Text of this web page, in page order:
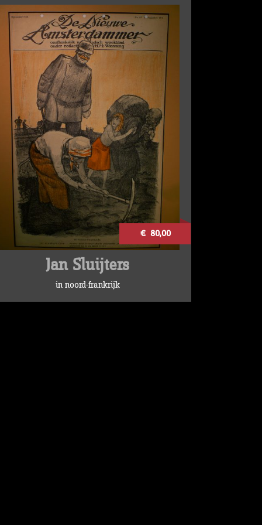
€ 80,00
Jan Sluijters
in noord-frankrijk